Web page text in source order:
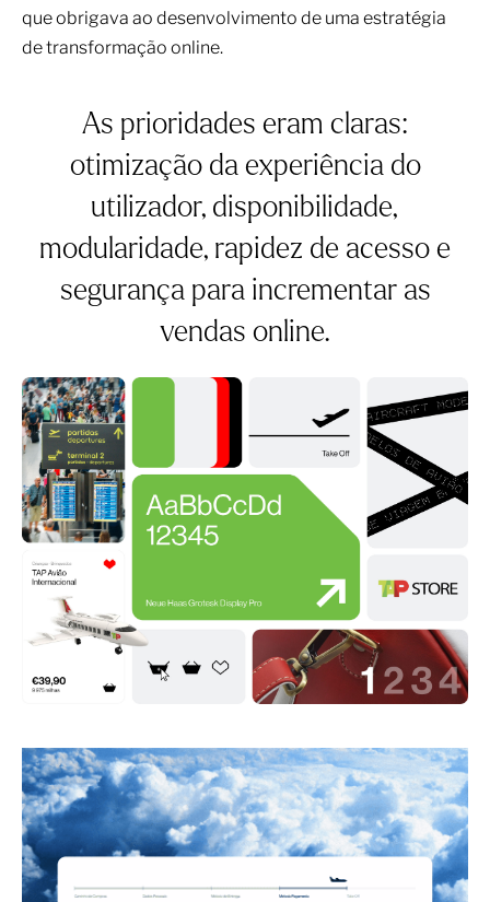
que obrigava ao desenvolvimento de uma estratégia
de transformação online.
As prioridades eram claras:
otimização da experiência do
utilizador, disponibilidade,
modularidade, rapidez de acesso e
segurança para incrementar as
vendas online.